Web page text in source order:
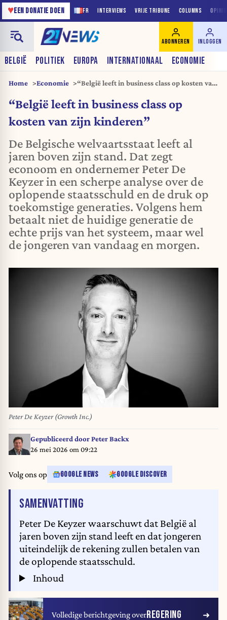
FR INTERVIEWS VRIJE TRIBUNE COLUMNS
♥EEN DONATIE DOEN
BELGIË POLITIEK EUROPA INTERNATIONAAL ECONOMIE
ABONNEREN INLOGGEN
Home Economie
“België leeft in business class op kosten van
“België leeft in business class op
kosten van zijn kinderen”
De Belgische welvaartsstaat leeft al
jaren boven zijn stand. Dat zegt
econoom en ondernemer Peter De
Keyzer in een scherpe analyse over de
oplopende staatsschuld en de druk op
toekomstige generaties. Volgens hem
betaalt niet de huidige generatie de
echte prijs van het systeem, maar wel
de jongeren van vandaag en morgen.
Peter De Keyzer (Growth Inc.)
Gepubliceerd doorPeter Backx
26 mei 2026 om 09:22
Volg ons op GOOGLE NEWS GOOGLE DISCOVER
SAMENVATTING
Peter De Keyzer waarschuwt dat België al
jaren boven zijn stand leeft en dat jongeren
uiteindelijk de rekening zullen betalen van
de oplopende staatsschuld.
Inhoud
Volledige berichtgeving overREGERING